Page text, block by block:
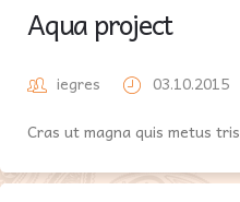
Aqua project
iegres 03.10.2015
Cras ut magna quis metus